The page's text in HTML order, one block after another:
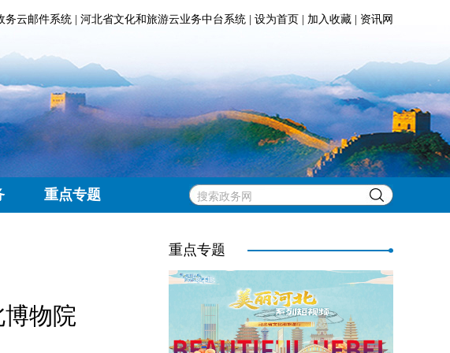
务云邮件系统 河北省文化和旅游云业务中台系统 设为首页 加入收藏 资讯网
重点专题
物院
重点专题